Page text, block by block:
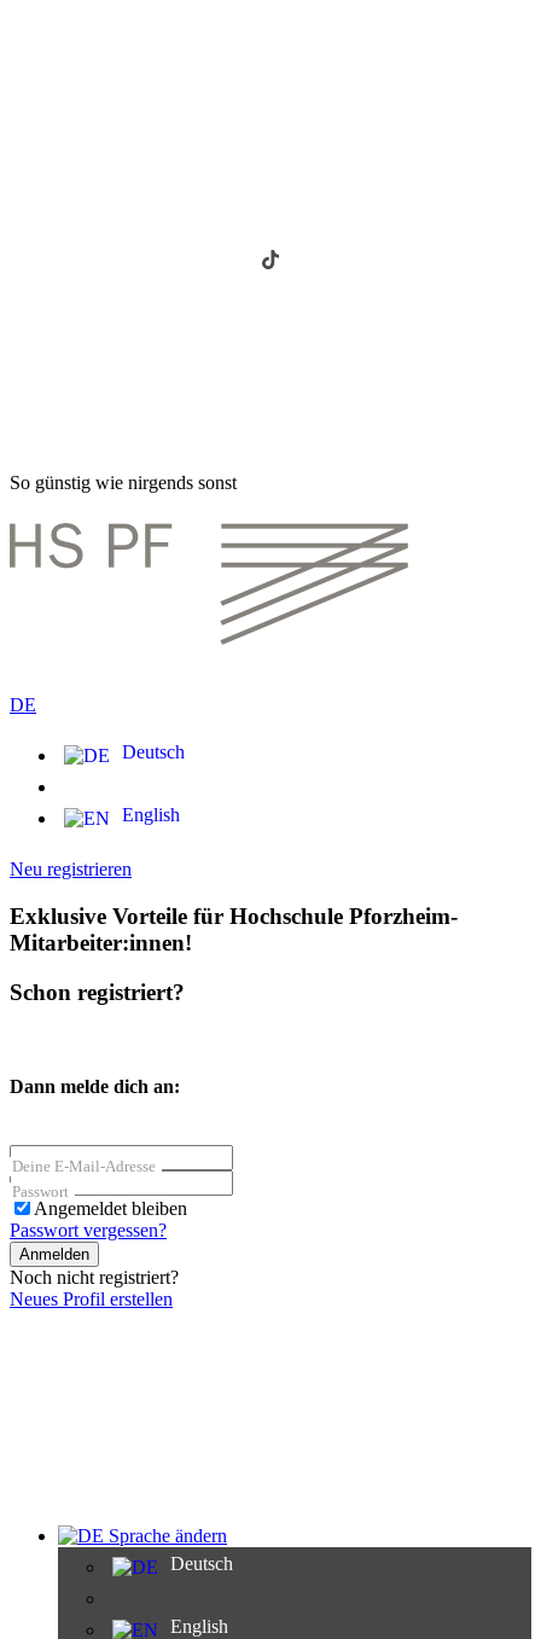
So günstig wie nirgends sonst
DE
Deutsch
English
Neu registrieren
Exklusive Vorteile für Hochschule Pforzheim-
Mitarbeiter:innen!
Schon registriert?
Dann melde dich an:
Deine E-Mail-Adresse
Passwort
Angemeldet bleiben
Passwort vergessen?
Anmelden
Noch nicht registriert?
Neues Profil erstellen
Sprache ändern
Deutsch
English